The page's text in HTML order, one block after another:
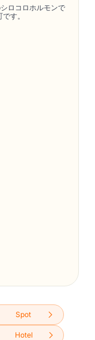
ロコロホルモンで
す。
Spot
Hotel